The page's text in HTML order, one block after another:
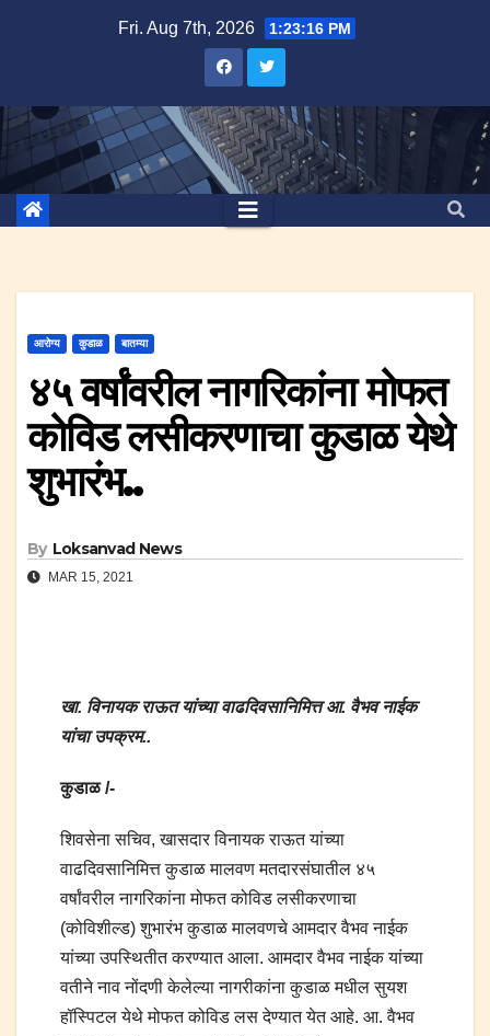
Fri. Aug 7th, 2026 1:23:17 PM
आरोग्य कुडाळ बातम्या
४५ वर्षांवरील नागरिकांना मोफत
कोविड लसीकरणाचा कुडाळ येथे
शुभारंभ..
By Loksanvad News
MAR 15, 2021
खा. विनायक राऊत यांच्या वाढदिवसानिमित्त आ. वैभव नाईक
यांचा उपक्रम..
कुडाळ /-
शिवसेना सचिव, खासदार विनायक राऊत यांच्या
वाढदिवसानिमित्त कुडाळ मालवण मतदारसंघातील ४५
वर्षांवरील नागरिकांना मोफत कोविड लसीकरणाचा
(कोविशील्ड) शुभारंभ कुडाळ मालवणचे आमदार वैभव नाईक
यांच्या उपस्थितीत करण्यात आला. आमदार वैभव नाईक यांच्या
वतीने नाव नोंदणी केलेल्या नागरीकांना कुडाळ मधील सुयश
हॉस्पिटल येथे मोफत कोविड लस देण्यात येत आहे. आ. वैभव